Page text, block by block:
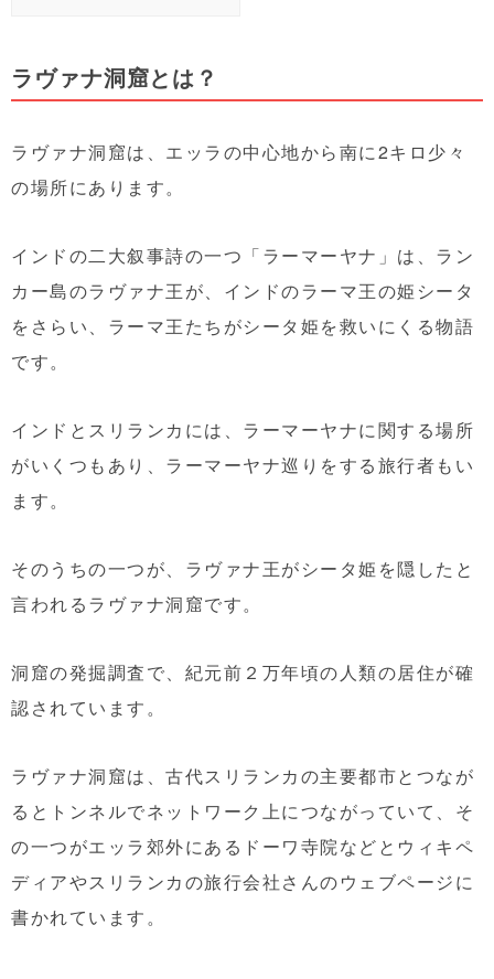
ラヴァナ洞窟とは？
ラヴァナ洞窟は、エッラの中心地から南に2キロ少々
の場所にあります。
インドの二大叙事詩の一つ「ラーマーヤナ」は、ラン
カー島のラヴァナ王が、インドのラーマ王の姫シータ
をさらい、ラーマ王たちがシータ姫を救いにくる物語
です。
インドとスリランカには、ラーマーヤナに関する場所
がいくつもあり、ラーマーヤナ巡りをする旅行者もい
ます。
そのうちの一つが、ラヴァナ王がシータ姫を隠したと
言われるラヴァナ洞窟です。
洞窟の発掘調査で、紀元前２万年頃の人類の居住が確
認されています。
ラヴァナ洞窟は、古代スリランカの主要都市とつなが
るとトンネルでネットワーク上につながっていて、そ
の一つがエッラ郊外にある ドーワ寺院などとウィキペ
ディアやスリランカの旅行会社さんのウェブページに
書かれています。